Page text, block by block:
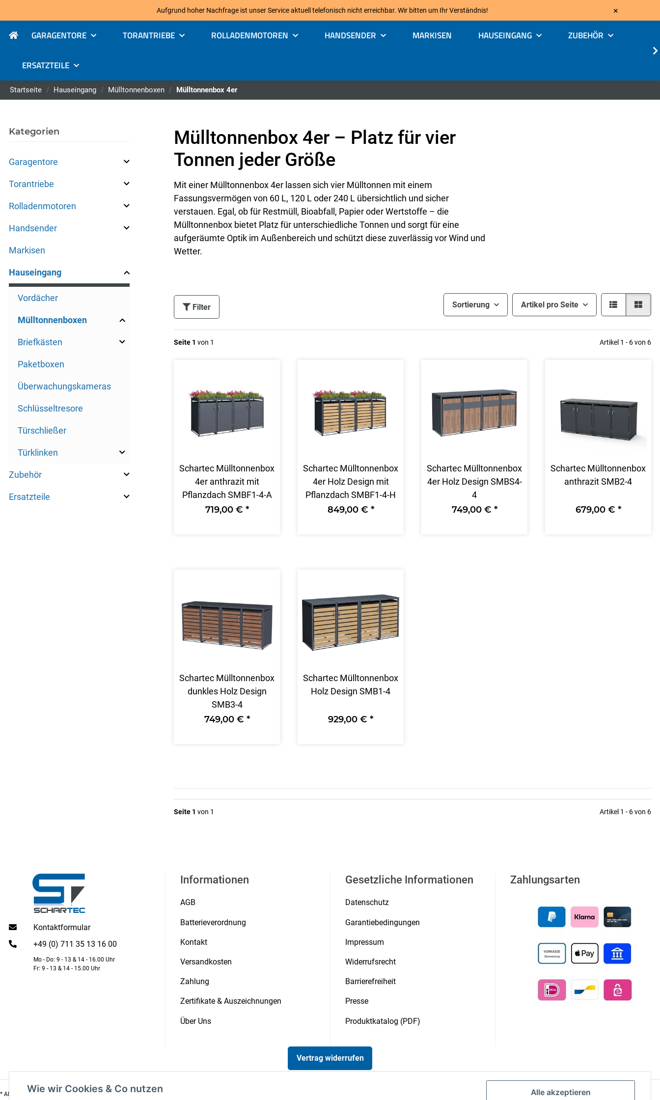
Alle akzeptieren
Wie wir Cookies & Co nutzen
Aufgrund hoher Nachfrage ist unser Service aktuell telefonisch nicht erreichbar. Wir bitten um Ihr Verständnis! ×
GARAGENTORE TORANTRIEBE ROLLADENMOTOREN HANDSENDER MARKISEN HAUSEINGANG ZUBEHÖR
ERSATZTEILE
Startseite Hauseingang Mülltonnenboxen Mülltonnenbox 4er
Mülltonnenbox 4er – Platz für vier
Tonnen jeder Größe
Mit einer Mülltonnenbox 4er lassen sich vier Mülltonnen mit einem
Fassungsvermögen von 60 L, 120 L oder 240 L übersichtlich und sicher
verstauen. Egal, ob für Restmüll, Bioabfall, Papier oder Wertstoffe – die
Mülltonnenbox bietet Platz für unterschiedliche Tonnen und sorgt für eine
aufgeräumte Optik im Außenbereich und schützt diese zuverlässig vor Wind und
Wetter.
Sortierung Artikel pro Seite
Filter
Seite 1 von 1 Artikel 1 - 6 von 6
Schartec Mülltonnenbox
4er anthrazit mit
Pflanzdach SMBF1-4-A
719,00 € *
Schartec Mülltonnenbox
4er Holz Design mit
Pflanzdach SMBF1-4-H
849,00 € *
Schartec Mülltonnenbox
4er Holz Design SMBS4-
4
749,00 € *
Schartec Mülltonnenbox
anthrazit SMB2-4
679,00 € *
Schartec Mülltonnenbox
dunkles Holz Design
SMB3-4
749,00 € *
Schartec Mülltonnenbox
Holz Design SMB1-4
929,00 € *
Seite 1 von 1 Artikel 1 - 6 von 6
Kategorien
Garagentore
Torantriebe
Rolladenmotoren
Handsender
Markisen
Hauseingang
Vordächer
Mülltonnenboxen
Briefkästen
Paketboxen
Überwachungskameras
Schlüsseltresore
Türschließer
Türklinken
Zubehör
Ersatzteile
Kontaktformular
+49 (0) 711 35 13 16 00
Mo - Do: 9 - 13 & 14 - 16.00 Uhr
Fr: 9 - 13 & 14 - 15.00 Uhr
Informationen
AGB
Batterieverordnung
Kontakt
Versandkosten
Zahlung
Zertifikate & Auszeichnungen
Über Uns
Gesetzliche Informationen
Datenschutz
Garantiebedingungen
Impressum
Widerrufsrecht
Barrierefreiheit
Presse
Produktkatalog (PDF)
Zahlungsarten
Vertrag widerrufen
* Alle Preise inkl. gesetzlicher USt., zzgl. Versand